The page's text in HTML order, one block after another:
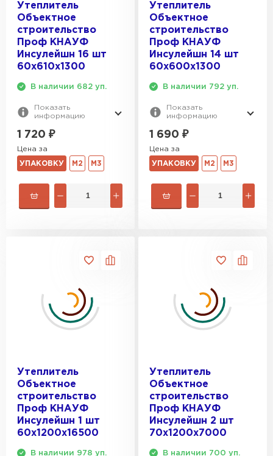
Утеплитель
Объектное
строительство
Проф КНАУФ
Инсулейшн 16 шт
60х610х1300
В наличии 682 уп.
Показать
информацию
1 720 ₽
Цена за
УПАКОВКУ М2 М3
Утеплитель
Объектное
строительство
Проф КНАУФ
Инсулейшн 14 шт
60х600х1300
В наличии 792 уп.
Показать
информацию
1 690 ₽
Цена за
УПАКОВКУ М2 М3
Утеплитель
Объектное
строительство
Проф КНАУФ
Инсулейшн 1 шт
60х1200х16500
В наличии 978 уп.
Утеплитель
Объектное
строительство
Проф КНАУФ
Инсулейшн 2 шт
70х1200х7000
В наличии 700 уп.